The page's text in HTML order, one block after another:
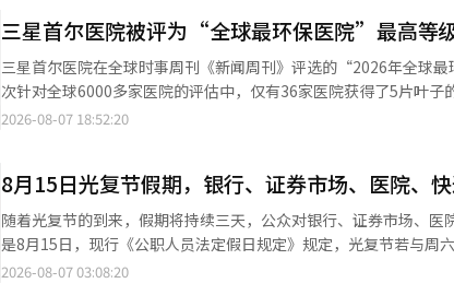
就像工厂的污染物一样，是社会的危害”。 他进一步表示：“在Meta平台上发生的伤害不仅停留在网络上，还扩散
到现实社会，给儿童、家庭、学校、医院和执法机构带来了广泛的负担。” 法院要求Meta用所支付的
基金，用于伤害预防和治疗。其中4亿2000万美元将用于已经受害
等。其余预算将用于针对教师和医疗人员的教育和预防项目。 此次判决是新墨西哥州于2023年提起诉讼的第二次判
决。当时检方指控Meta的推荐算法实际上将青少年用户与性露骨内
体健康和安全的“公共的烦恼”级别。 法院不仅要求金钱赔偿，还命令大幅改善平台的运营方式。根据要求，Meta
不得将18岁以下用户的账户推荐给成年人，且必须阻止成年人直接向未成年人发送消
年人发送和接收淫秽内容，并对被发现有儿童性剥削行为的成年
策”。 同时，Meta需取消18岁以下用户的“点赞”数显示，并在晚上10点至次日早上7点之间停止推送通知。在学
期期间，除了周末外，还需在早上8点至下午3点之间限制通知。
三星首尔医院被评为“全球最环保医院”最高等
三星首尔医院在全球时事周刊《新闻周刊》评选的“2026年全球
次针对全球6000多家医院的评估中，仅有36家医院获得了5片叶子的评级。 三星首尔医院于8月6日（当
布，在此次评估中名列所有调查医院的前0.6%。《新闻周刊》今
医院还被评选为全球仅有的24家“可持续基础设施优秀医院”之一。 三星首尔医院院长朴承宇表示：“此次评
仅是对医疗卓越性的认可，也是对涵盖环境、社会和透明治理的
继续推动以患者为中心的优质医疗服务与ESG经营的共同发展，引领可持续的未来
成立ESG（环境、社会、治理）委员会以来，已将环保经营融入医
院在ESG方面的成果和计划。 在殡仪馆方面，三星首尔医院于2024年率先在综合医院中引入可重复使用的容器，从
2026-08-07 18:52:20
8月15日光复节假期，银行、证券市场、医院、
随着光复节的到来，假期将持续三天，公众对银行、证券市场、医院和快递
是8月15日，现行《公职人员法定假日规定》规定，光复节若与周
此，8月17日（周一）将作为法定替代假日。 ▲ 银行14日正常营业，17日休息 银行的普通营业网点将于8月14日
2026-08-07 03:08:20